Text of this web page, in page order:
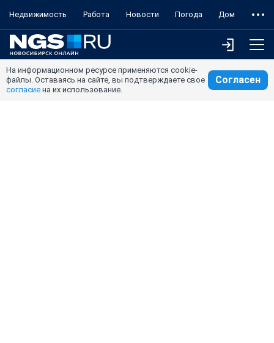
Недвижимость Работа Новости Погода Дом
На информационном ресурсе применяются cookie-
файлы. Оставаясь на сайте, вы подтверждаете свое
согласие на их использование.
Согласен